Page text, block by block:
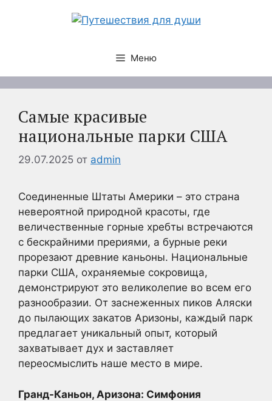
Меню
Самые красивые
национальные парки США
29.07.2025 от admin
Соединенные Штаты Америки – это страна
невероятной природной красоты, где
величественные горные хребты встречаются
с бескрайними прериями, а бурные реки
прорезают древние каньоны. Национальные
парки США, охраняемые сокровища,
демонстрируют это великолепие во всем его
разнообразии. От заснеженных пиков Аляски
до пылающих закатов Аризоны, каждый парк
предлагает уникальный опыт, который
захватывает дух и заставляет
переосмыслить наше место в мире.
Гранд-Каньон, Аризона: Симфония